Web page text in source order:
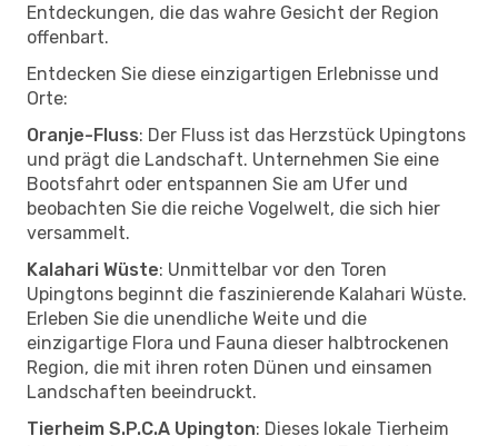
Entdeckungen, die das wahre Gesicht der Region
offenbart.
Entdecken Sie diese einzigartigen Erlebnisse und
Orte:
Oranje-Fluss: Der Fluss ist das Herzstück Upingtons
und prägt die Landschaft. Unternehmen Sie eine
Bootsfahrt oder entspannen Sie am Ufer und
beobachten Sie die reiche Vogelwelt, die sich hier
versammelt.
Kalahari Wüste: Unmittelbar vor den Toren
Upingtons beginnt die faszinierende Kalahari Wüste.
Erleben Sie die unendliche Weite und die
einzigartige Flora und Fauna dieser halbtrockenen
Region, die mit ihren roten Dünen und einsamen
Landschaften beeindruckt.
Tierheim S.P.C.A Upington: Dieses lokale Tierheim